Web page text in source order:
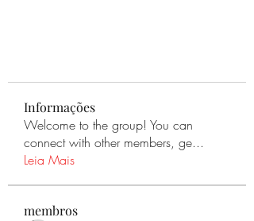
Informações
Welcome to the group! You can
connect with other members, ge...
Leia Mais
membros